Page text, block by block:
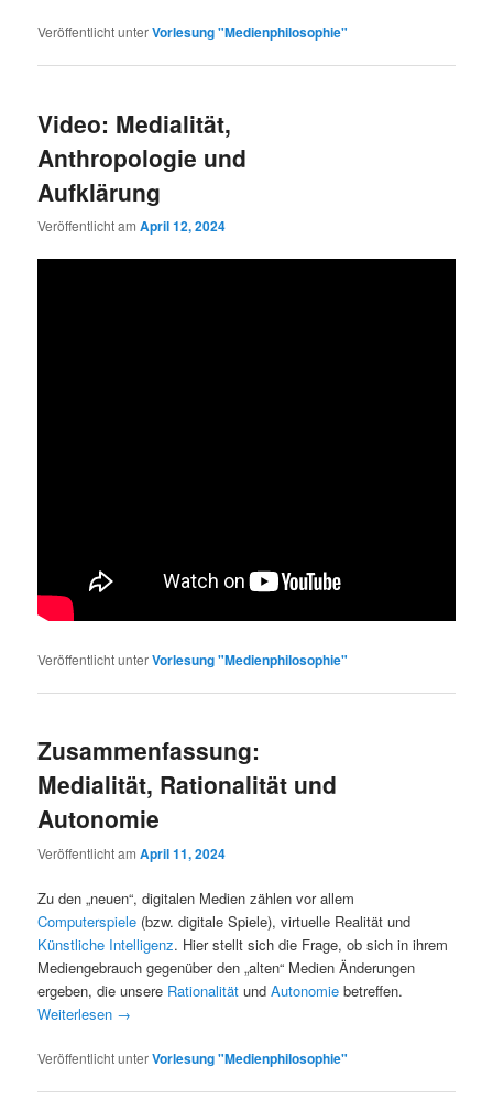
Veröffentlicht unterVorlesung "Medienphilosophie"
Video: Medialität,
Anthropologie und
Aufklärung
Veröffentlicht amApril 12, 2024
Veröffentlicht unterVorlesung "Medienphilosophie"
Zusammenfassung:
Medialität, Rationalität und
Autonomie
Veröffentlicht amApril 11, 2024
Zu den „neuen“, digitalen Medien zählen vor allem
Computerspiele (bzw. digitale Spiele), virtuelle Realität und
Künstliche Intelligenz. Hier stellt sich die Frage, ob sich in ihrem
Mediengebrauch gegenüber den „alten“ Medien Änderungen
ergeben, die unsere Rationalität undAutonomie betreffen.
Weiterlesen →
Veröffentlicht unterVorlesung "Medienphilosophie"